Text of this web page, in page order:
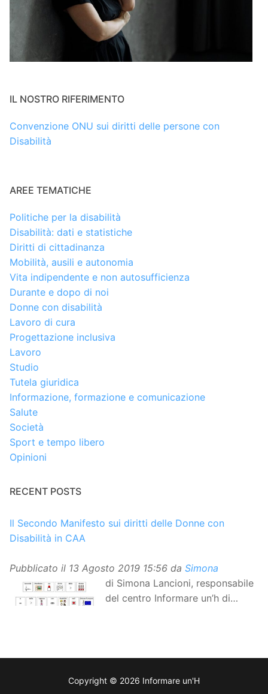
IL NOSTRO RIFERIMENTO
Convenzione ONU sui diritti delle persone con
Disabilità
AREE TEMATICHE
Politiche per la disabilità
Disabilità: dati e statistiche
Diritti di cittadinanza
Mobilità, ausili e autonomia
Vita indipendente e non autosufficienza
Durante e dopo di noi
Donne con disabilità
Lavoro di cura
Progettazione inclusiva
Lavoro
Studio
Tutela giuridica
Informazione, formazione e comunicazione
Salute
Società
Sport e tempo libero
Opinioni
RECENT POSTS
Il Secondo Manifesto sui diritti delle Donne con
Disabilità in CAA
Pubblicato il 13 Agosto 2019 15:56 da Simona
di Simona Lancioni, responsabile
del centro Informare un’h di
aumentativa alternativa (CAA) del “Secondo Manifesto
nell’Unione Europea”. La rivendicazione ed il
Copyright © 2026 Informare un'H